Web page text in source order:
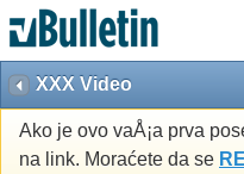
XXX Video
Ako je ovo vaÅ¡a prva
na link. Moraćete da se